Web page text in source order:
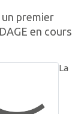
un premier
en cours
La